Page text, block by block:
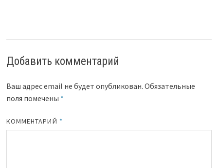
Добавить комментарий
Ваш адрес email не будет опубликован. Обязательные
поля помечены *
КОММЕНТАРИЙ *